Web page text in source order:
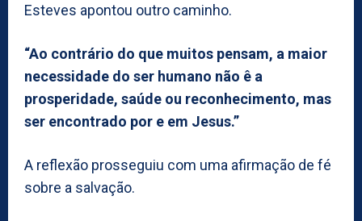
Esteves apontou outro caminho.
“Ao contrário do que muitos pensam, a maior
necessidade do ser humano não ê a
prosperidade, saúde ou reconhecimento, mas
ser encontrado por e em Jesus.”
A reflexão prosseguiu com uma afirmação de fé
sobre a salvação.